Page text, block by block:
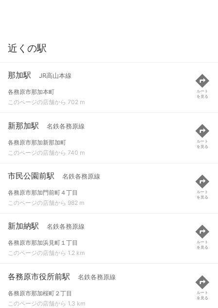
近くの駅
那加駅 JR高山本線
各務原市那加本町
このページの店舗から 702 m
ルート
を見る
新那加駅 名鉄各務原線
各務原市那加新那加町
このページの店舗から 740 m
ルート
を見る
市民公園前駅 名鉄各務原線
各務原市那加門前町４丁目
このページの店舗から 982 m
ルート
を見る
新加納駅 名鉄各務原線
各務原市那加浜見町１丁目
このページの店舗から 1.2 km
ルート
を見る
各務原市役所前駅 名鉄各務原線
各務原市那加桜町２丁目
このページの店舗から 1.3 km
ルート
を見る